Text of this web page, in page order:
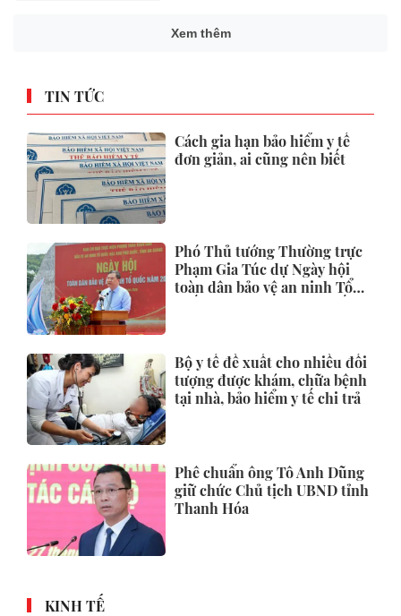
Xem thêm
TIN TỨC
Cách gia hạn bảo hiểm y tế
đơn giản, ai cũng nên biết
Phó Thủ tướng Thường trực
Phạm Gia Túc dự Ngày hội
toàn dân bảo vệ an ninh Tổ
Bộ y tế đề xuất cho nhiều đối
tượng được khám, chữa bệnh
tại nhà, bảo hiểm y tế chi trả
Phê chuẩn ông Tô Anh Dũng
giữ chức Chủ tịch UBND tỉnh
Thanh Hóa
KINH TẾ